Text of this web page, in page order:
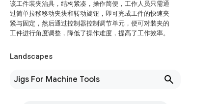
该工件装夹治具，结构紧凑，操作简便，工作人员只需通
过简单拉移移动夹块和转动旋钮，即可完成工件的快速夹
紧与固定，然后通过控制器控制调节单元，便可对装夹的
工件进行角度调整，降低了操作难度，提高了工作效率。
Landscapes
Jigs For Machine Tools